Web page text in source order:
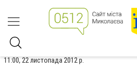
11:00, 22 листопада 2012 р.